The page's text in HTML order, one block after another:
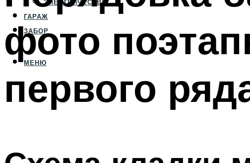
ЭЛЕКТРИЧЕСТВО
ГАРАЖ
ЗАБОР
МЕНЮ
фото
первого